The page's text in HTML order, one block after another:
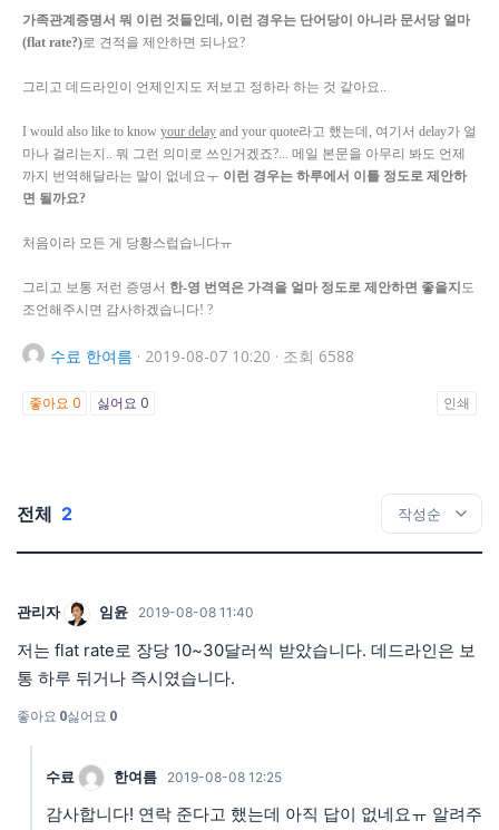
가족관계증명서 뭐 이런 것들인데, 이런 경우는 단어당이 아니라 문서당 얼마
(flat rate?)로 견적을 제안하면 되나요?
그리고 데드라인이 언제인지도 저보고 정하라 하는 것 같아요..
I would also like to know your delay and your quote라고 했는데, 여기서 delay가 얼
마나 걸리는지.. 뭐 그런 의미로 쓰인거겠죠?... 메일 본문을 아무리 봐도 언제
까지 번역해달라는 말이 없네요ㅜ 이런 경우는 하루에서 이틀 정도로 제안하
면 될까요?
처음이라 모든 게 당황스럽습니다ㅠ
그리고 보통 저런 증명서 한-영 번역은 가격을 얼마 정도로 제안하면 좋을지 도
조언해주시면 감사하겠습니다! ?
수료 한여름 · 2019-08-07 10:20 · 조회 6588
좋아요 0 싫어요 0 인쇄
전체 2
관리자 임윤 2019-08-08 11:40
저는 flat rate로 장당 10~30달러씩 받았습니다. 데드라인은 보
통 하루 뒤거나 즉시였습니다.
좋아요 0싫어요 0
수료 한여름 2019-08-08 12:25
감사합니다! 연락 준다고 했는데 아직 답이 없네요ㅠ 알려주